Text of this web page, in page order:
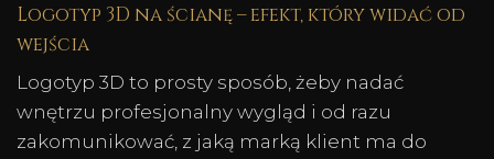
Logotyp 3D na ścianę – efekt, który widać od
wejścia
Logotyp 3D to prosty sposób, żeby nadać
wnętrzu profesjonalny wygląd i od razu
zakomunikować, z jaką marką klient ma do